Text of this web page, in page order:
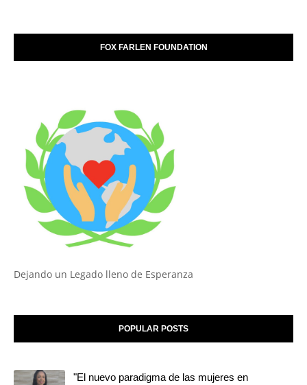
FOX FARLEN FOUNDATION
Dejando un Legado lleno de Esperanza
POPULAR POSTS
"El nuevo paradigma de las mujeres en